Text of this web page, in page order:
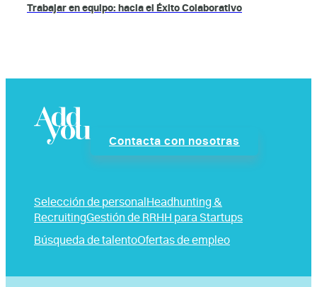
Trabajar en equipo: hacia el Éxito Colaborativo
Contacta con nosotras
Selección de personal Headhunting &
RecruitingGestión de RRHH para Startups
Búsqueda de talentoOfertas de empleo